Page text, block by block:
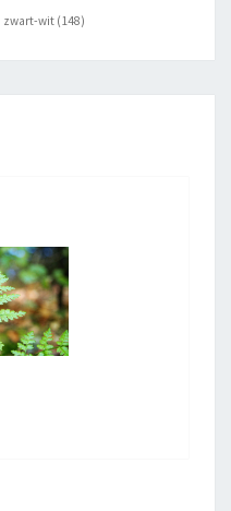
zwart-wit (148)